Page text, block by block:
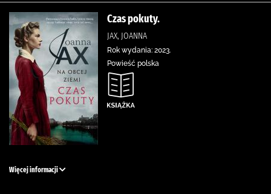
Czas pokuty.
JAX, JOANNA
Rok wydania: 2023.
Powieść polska
Więcej informacji